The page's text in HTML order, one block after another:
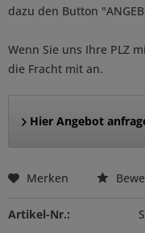
dazu den Button
Wenn Sie uns Ihre PLZ
die Fracht mit an.
Hier Angebot
Merken
Artikel-Nr.: